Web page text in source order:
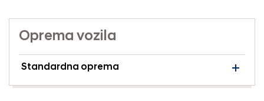
Oprema vozila
Standardna oprema